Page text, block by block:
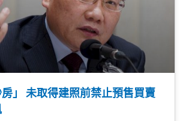
」 未取得建照前禁止預售買賣